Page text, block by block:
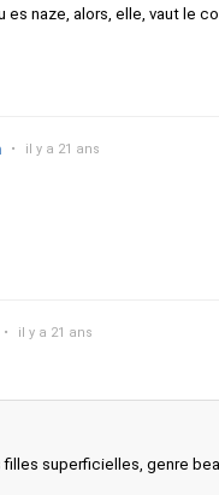
es naze, alors, elle, vaut le
• il y a 21 ans
• il y a 21 ans
filles superficielles, genre